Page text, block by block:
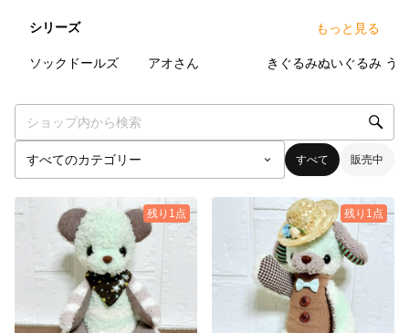
シリーズ もっと見る
ソックドールズ アオさん きぐるみぬいぐるみ う
すべて 販売中
残り1点 残り1点